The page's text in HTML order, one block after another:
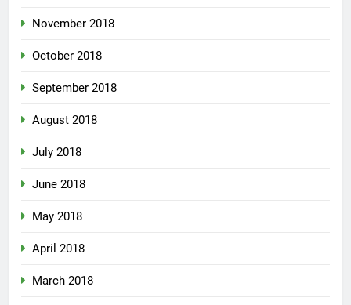
November 2018
October 2018
September 2018
August 2018
July 2018
June 2018
May 2018
April 2018
March 2018